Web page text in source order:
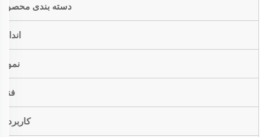
دسته بندی محصول
اندازه
نمونه
فنی
کاربردها